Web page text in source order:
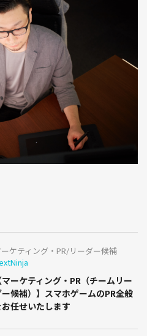
ケティング・PR/リーダー候補
マーケティング・PR（チームリー
候補）】スマホゲームのPR全般
任せいたします